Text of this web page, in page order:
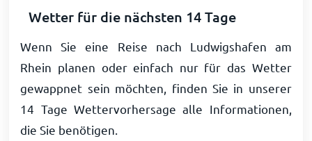
Wetter für die nächsten 14 Tage
Wenn Sie eine Reise nach Ludwigshafen am
Rhein planen oder einfach nur für das Wetter
gewappnet sein möchten, finden Sie in unserer
14 Tage Wettervorhersage alle Informationen,
die Sie benötigen.